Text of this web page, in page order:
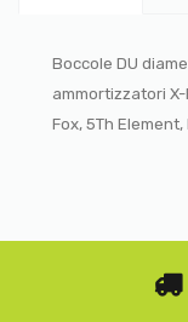
Boccole DU
ammortizzatori
Fox, 5Th Element,